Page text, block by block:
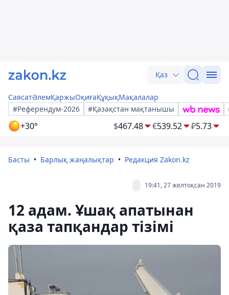
Қаз
СаясатӘлемҚаржыОқиғаҚұқықМақалалар
#Референдум-2026
#Қазақстан мақтанышы
+30° $467.48 €539.52 ₽5.73
Басты Барлық жаңалықтар Редакция Zakon.kz
19:41, 27 желтоқсан 2019
12 адам. Ұшақ апатынан
қаза тапқандар тізімі